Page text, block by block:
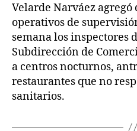
Velarde Narváez agregó
operativos de
semana los inspectores
Subdirección de
a centros nocturnos,
restaurantes que no
sanitarios.